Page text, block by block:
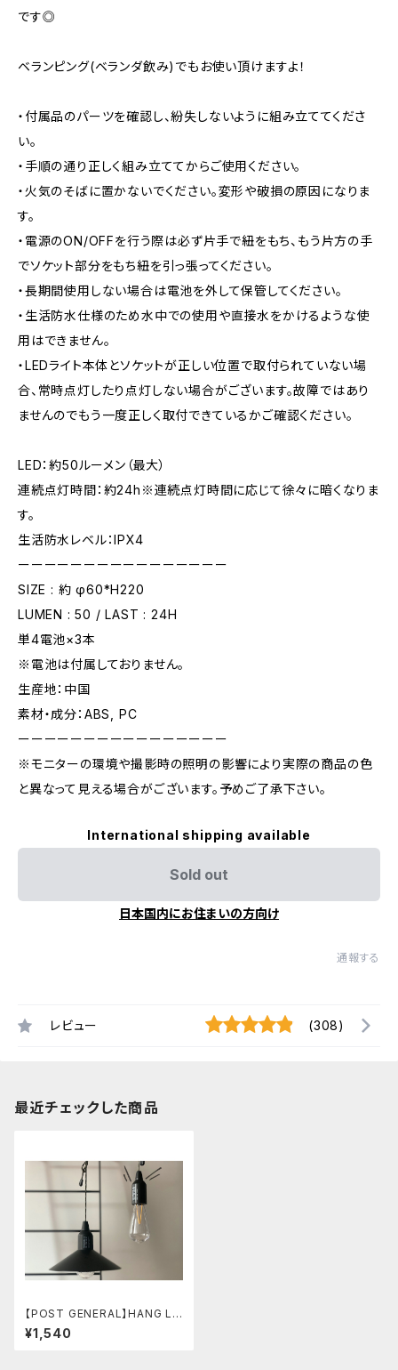
です◎
ベランピング(ベランダ飲み)でもお使い頂けますよ！
・付属品のパーツを確認し、紛失しないように組み立ててくださ
い。
・手順の通り正しく組み立ててからご使用ください。
・火気のそばに置かないでください。変形や破損の原因になりま
す。
・電源のON/OFFを行う際は必ず片手で紐をもち、もう片方の手
でソケット部分をもち紐を引っ張ってください。
・長期間使用しない場合は電池を外して保管してください。
・生活防水仕様のため水中での使用や直接水をかけるような使
用はできません。
・LEDライト本体とソケットが正しい位置で取付られていない場
合、常時点灯したり点灯しない場合がございます。故障ではあり
ませんのでもう一度正しく取付できているかご確認ください。
LED：約50ルーメン（最大）
連続点灯時間：約24h※連続点灯時間に応じて徐々に暗くなりま
す。
生活防水レベル：IPX4
ーーーーーーーーーーーーーーーー
SIZE : 約 φ60*H220
LUMEN : 50 / LAST : 24H
単4電池×3本
※電池は付属しておりません。
生産地：中国
素材・成分：ABS, PC
ーーーーーーーーーーーーーーーー
※モニターの環境や撮影時の照明の影響により実際の商品の色
と異なって見える場合がございます。予めご了承下さい。
International shipping available
Sold out
日本国内にお住まいの方向け
通報する
レビュー (308)
最近チェックした商品
【POST GENERAL】HANG LA
MP type1 ブラック
¥1,540